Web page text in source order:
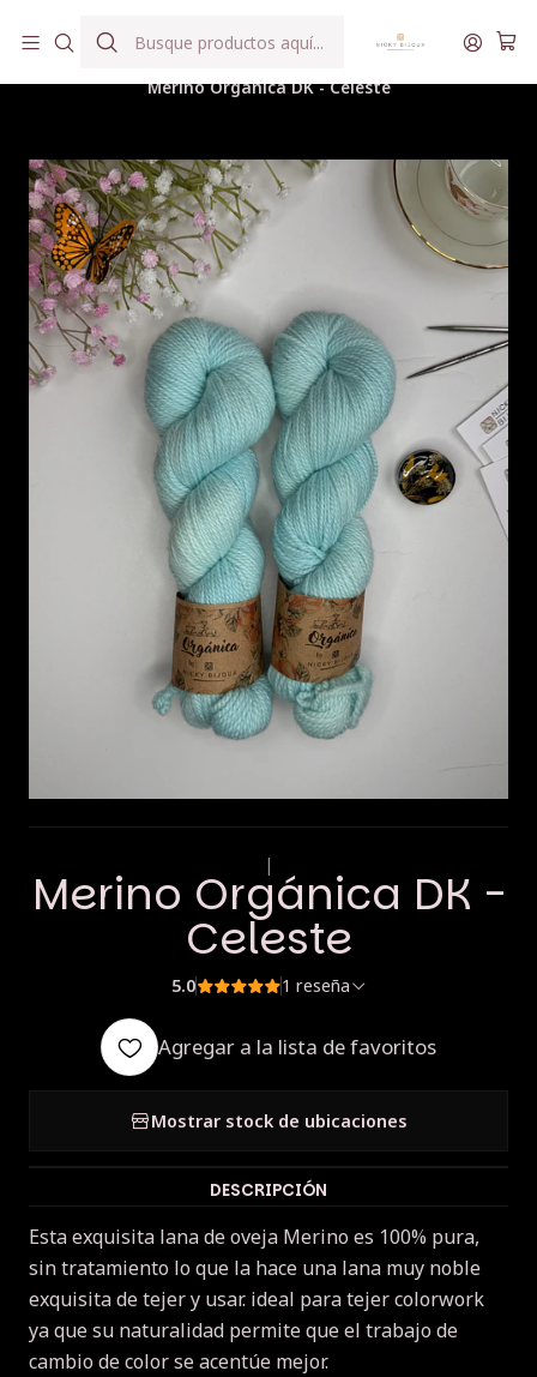
Merino Orgánica DK - Celeste
|
Merino Orgánica DK -
Celeste
5.0 1 reseña
Agregar a la lista de favoritos
Mostrar stock de ubicaciones
DESCRIPCIÓN
Esta exquisita lana de oveja Merino es 100% pura,
sin tratamiento lo que la hace una lana muy noble
exquisita de tejer y usar. ideal para tejer colorwork
ya que su naturalidad permite que el trabajo de
cambio de color se acentúe mejor.